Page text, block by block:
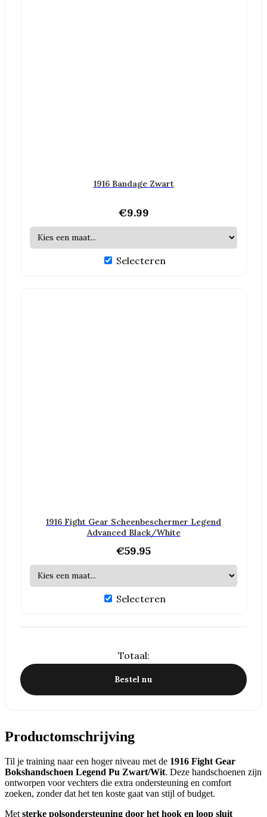
1916 Bandage Zwart
€9.99
Selecteren
1916 Fight Gear Scheenbeschermer Legend
Advanced Black/White
€59.95
Selecteren
Totaal:
Bestel nu
Productomschrijving
Til je training naar een hoger niveau met de 1916 Fight Gear
Bokshandschoen Legend Pu Zwart/Wit. Deze handschoenen zijn
ontworpen voor vechters die extra ondersteuning en comfort
zoeken, zonder dat het ten koste gaat van stijl of budget.
Metsterke polsondersteuning door het hook en loop sluit